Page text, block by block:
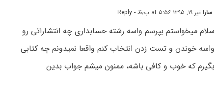
ساراتیر ۱۹, ۱۳۹۵ at ۵:۵۶ ب٫ظ - Reply
سلام میخواستم بپرسم واسه رشته حسابداری چه انتشاراتی رو
واسه خوندن و تست زدن انتخاب کنم واقعا نمیدونم چه کتابی
بگیرم که خوب و کافی باشه، ممنون میشم جواب بدین